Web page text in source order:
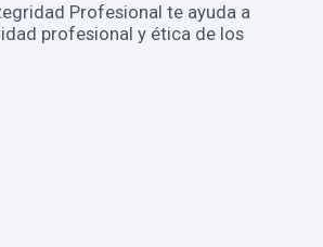
Profesional te ayuda a
profesional y ética de los